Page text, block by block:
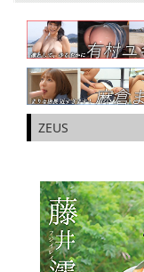
ZEUS